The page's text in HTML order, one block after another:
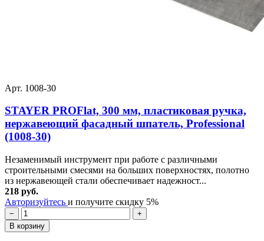
Арт. 1008-30
STAYER PROFlat, 300 мм, пластиковая ручка,
нержавеющий фасадный шпатель, Professional
(1008-30)
Незаменимый инструмент при работе с различными
строительными смесями на больших поверхностях, полотно
из нержавеющей стали обеспечивает надежност...
218 руб.
Авторизуйтесь и получите скидку 5%
−
+
В корзину